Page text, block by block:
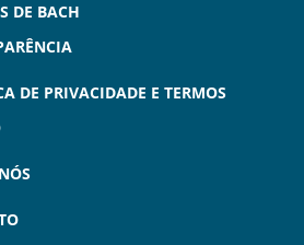
DE BACH
DE PRIVACIDADE E TERMOS